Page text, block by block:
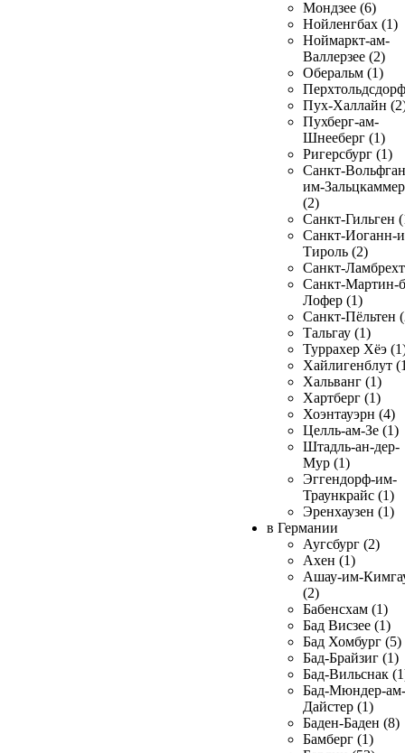
Мондзее (6)
Нойленгбах (1)
Ноймаркт-ам-
Валлерзее (2)
Оберальм (1)
Пух-Халлайн
Пухберг-ам-
Шнееберг (1)
Ригерсбург (1)
Санкт-
им-
(2)
Санкт-Гильген
Санкт-Иоганн-
Тироль (2)
Санкт-
Санкт-Мартин-
Лофер (1)
Санкт-Пёльтен
Тальгау (1)
Туррахер Хёэ
Хайлигенблут
Хальванг (1)
Хартберг (1)
Хоэнтауэрн (4)
Целль-ам-Зе (1)
Штадль-ан-дер-
Мур (1)
Эггендорф-им-
Траункрайс (1)
Эренхаузен (1)
в Германии
Аугсбург (2)
Ахен (1)
Ашау-им-
(2)
Бабенсхам (1)
Бад Висзее (1)
Бад Хомбург (5)
Бад-Брайзиг (1)
Бад-Вильснак
Бад-Мюндер-ам-
Дайстер (1)
Баден-Баден (8)
Бамберг (1)